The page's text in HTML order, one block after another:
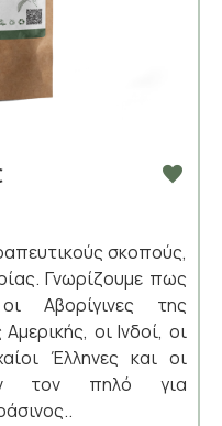
σκοπούς,
Γνωρίζουμε πως
Αβορίγινες της
οι Ινδοί, οι
Έλληνες και οι
τον πηλό για